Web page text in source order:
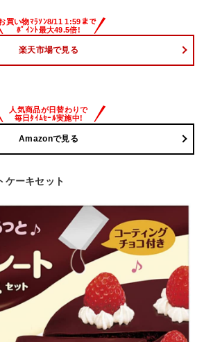
楽天市場で見る
Amazonで見る
ケーキセット